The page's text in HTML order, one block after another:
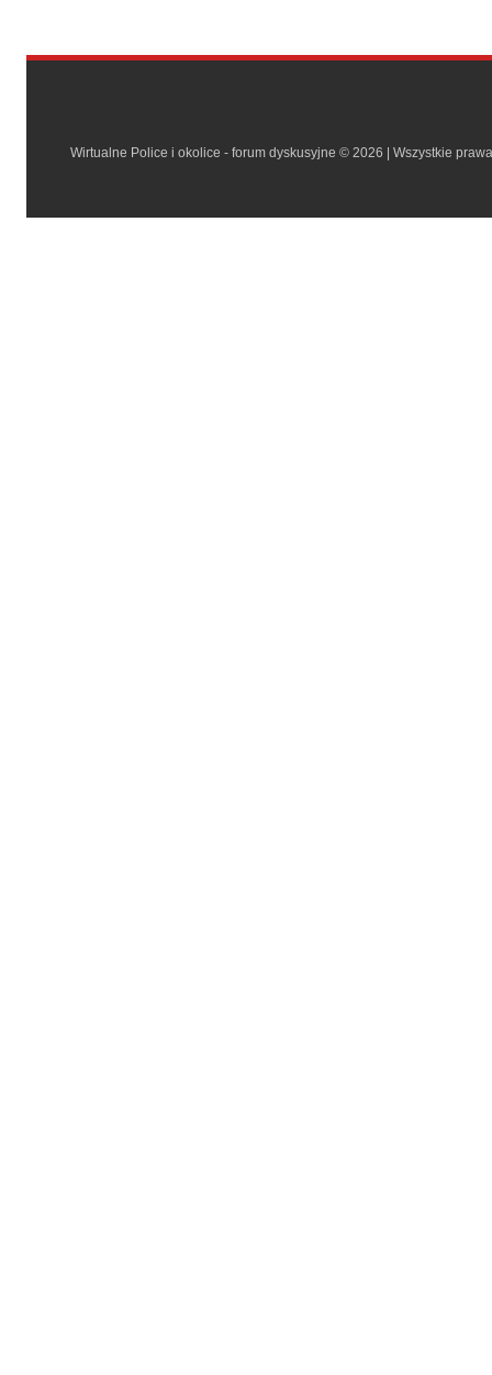
Wirtualne Police i okolice - forum dyskusyjne © 2026 | Wszystkie